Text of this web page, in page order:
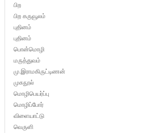
பிற
பிற கருவூலம்
புதினம்
புதினம்
பொன்மொழி
மருத்துவம்
மு.இராமகிருட்டிணன்
முகநூல்
மொழிபெயர்ப்பு
மொழிப்போர்
விளையாட்டு
வெருளி